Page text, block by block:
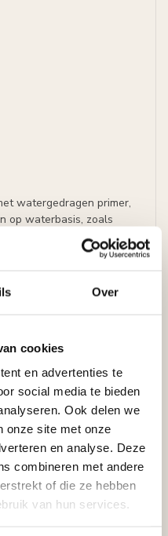
Over
cookies
en advertenties te
social media te bieden
Ook delen we
onze site met onze
en analyse. Deze
combineren met andere
of die ze hebben
van hun services.
watergedragen primer,
op waterbasis, zoals
310 ml €8,95